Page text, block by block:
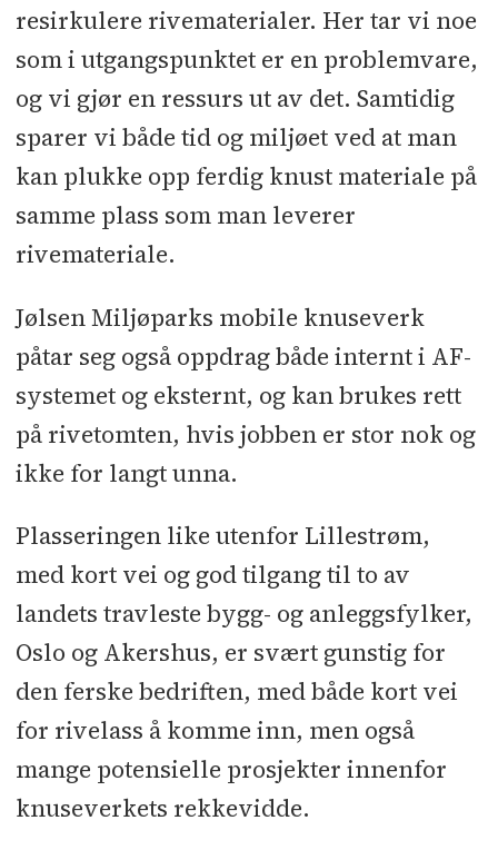
resirkulere rivematerialer. Her tar vi noe
som i utgangspunktet er en problemvare,
og vi gjør en ressurs ut av det. Samtidig
sparer vi både tid og miljøet ved at man
kan plukke opp ferdig knust materiale på
samme plass som man leverer
rivemateriale.
Jølsen Miljøparks mobile knuseverk
påtar seg også oppdrag både internt i AF-
systemet og eksternt, og kan brukes rett
på rivetomten, hvis jobben er stor nok og
ikke for langt unna.
Plasseringen like utenfor Lillestrøm,
med kort vei og god tilgang til to av
landets travleste bygg- og anleggsfylker,
Oslo og Akershus, er svært gunstig for
den ferske bedriften, med både kort vei
for rivelass å komme inn, men også
mange potensielle prosjekter innenfor
knuseverkets rekkevidde.